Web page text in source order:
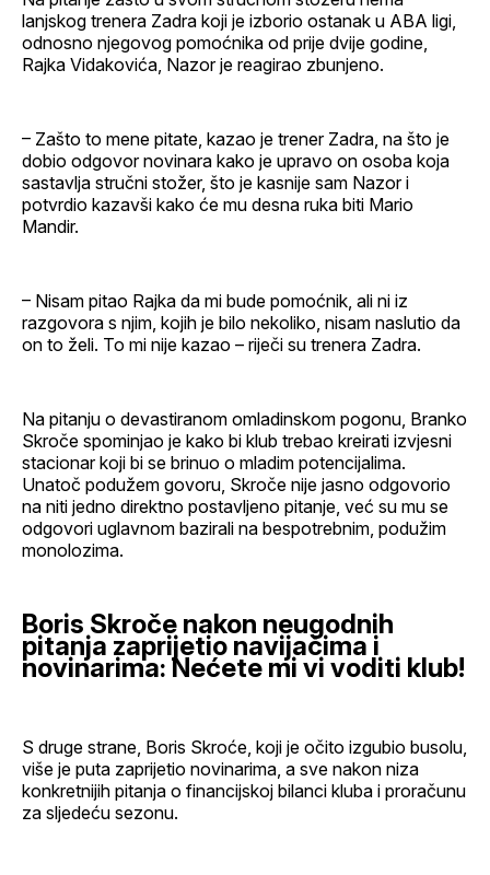
lanjskog trenera Zadra koji je izborio ostanak u ABA ligi,
odnosno njegovog pomoćnika od prije dvije godine,
Rajka Vidakovića, Nazor je reagirao zbunjeno.
– Zašto to mene pitate, kazao je trener Zadra, na što je
dobio odgovor novinara kako je upravo on osoba koja
sastavlja stručni stožer, što je kasnije sam Nazor i
potvrdio kazavši kako će mu desna ruka biti Mario
Mandir.
– Nisam pitao Rajka da mi bude pomoćnik, ali ni iz
razgovora s njim, kojih je bilo nekoliko, nisam naslutio da
on to želi. To mi nije kazao – riječi su trenera Zadra.
Na pitanju o devastiranom omladinskom pogonu, Branko
Skroče spominjao je kako bi klub trebao kreirati izvjesni
stacionar koji bi se brinuo o mladim potencijalima.
Unatoč podužem govoru, Skroče nije jasno odgovorio
na niti jedno direktno postavljeno pitanje, već su mu se
odgovori uglavnom bazirali na bespotrebnim, podužim
monolozima.
Boris Skroče nakon neugodnih
pitanja zaprijetio navijačima i
novinarima: Nećete mi vi voditi klub!
S druge strane, Boris Skroće, koji je očito izgubio busolu,
više je puta zaprijetio novinarima, a sve nakon niza
konkretnijih pitanja o financijskoj bilanci kluba i proračunu
za sljedeću sezonu.